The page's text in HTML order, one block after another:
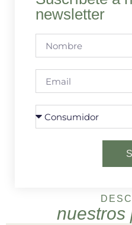
newsletter
nuestros